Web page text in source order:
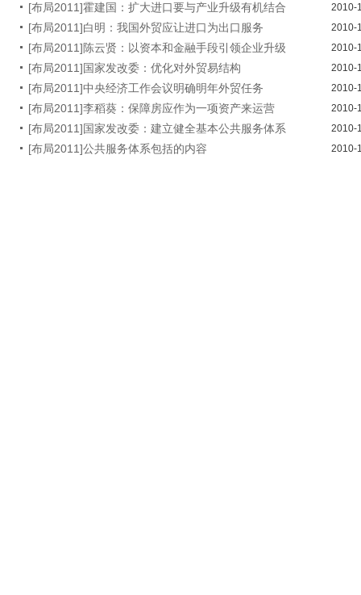
[布局2011]霍建国：扩大进口要与产业升级有机结合
2010-
[布局2011]白明：我国外贸应让进口为出口服务 2010-
[布局2011]陈云贤：以资本和金融手段引领企业升级 2010-
[布局2011]国家发改委：优化对外贸易结构 2010-
[布局2011]中央经济工作会议明确明年外贸任务 2010-
[布局2011]李稻葵：保障房应作为一项资产来运营 2010-
[布局2011]国家发改委：建立健全基本公共服务体系 2010-
[布局2011]公共服务体系包括的内容 2010-